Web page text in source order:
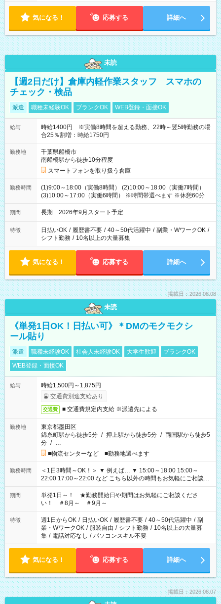
気になる！ 応募する 詳細へ
未読
【週2日だけ】倉庫内軽作業スタッフ スマホの
チェック・検品
派遣 職種未経験OK ブランクOK WEB登録・面接OK
給与
時給1400円 ※実働8時間を超える勤務、22時～翌5時勤務の場
合25％割増：時給1750円
勤務地
千葉県船橋市
南船橋駅から徒歩10分程度
スマートフォンを取り扱う倉庫
勤務時間
(1)9:00～18:00（実働8時間） (2)10:00～18:00（実働7時間）
(3)10:00～17:00（実働6時間） ※時間帯選べます ※休憩60分
期間 長期 2026年9月スタート予定
特徴 日払いOK / 履歴書不要 / 40～50代活躍中 / 副業・WワークOK /
シフト勤務 / 10名以上の大量募集
気になる！ 応募する 詳細へ
掲載日：2026.08.08
未読
《単発1日OK！日払い可》＊DMのモクモクシ
ール貼り
派遣 職種未経験OK 社会人未経験OK 大学生歓迎
ブランクOK
WEB登録・面接OK
給与
時給1,500円～1,875円
交通費別途支給あり
交通費 ■ 交通費規定内支給 ※派遣先による
勤務地
東京都墨田区
錦糸町駅から徒歩5分 / 押上駅から徒歩5分 / 両国駅から徒歩5
分 / …
■物流センターなど ■勤務地選べます
勤務時間
＜1日3時間～OK！＞ ▼ 例えば… ▼ 15:00～18:00 15:00～
22:00 17:00～22:00 など こちら以外の時間もお気軽にご相談く
ださい！
期間
単発1日～！ ★勤務開始日や期間はお気軽にご相談くださ
い！ ＃8月～ ＃9月～
特徴 週1日からOK / 日払いOK / 履歴書不要 / 40～50代活躍中 / 副
業・WワークOK / 服装自由 / シフト勤務 / 10名以上の大量募
集 / 電話対応なし / パソコンスキル不要
気になる！ 応募する 詳細へ
掲載日：2026.08.07